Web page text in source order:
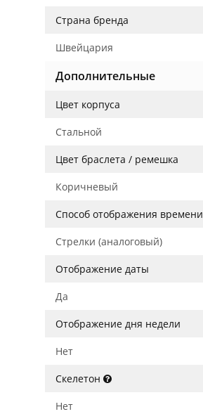
Страна бренда
Швейцария
Дополнительные
Цвет корпуса
Стальной
Цвет браслета / ремешка
Коричневый
Способ отображения времени
Стрелки (аналоговый)
Отображение даты
Да
Отображение дня недели
Нет
Скелетон
Нет